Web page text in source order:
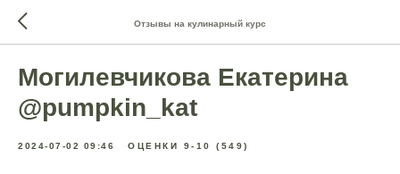
Отзывы на кулинарный курс
Могилевчикова Екатерина
@pumpkin_kat
2024-07-02 09:46 ОЦЕНКИ 9-10 (549)